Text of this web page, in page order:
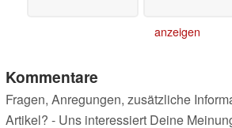
anzeigen
Kommentare
Fragen, Anregungen, zusätzliche
Artikel? - Uns interessiert Deine